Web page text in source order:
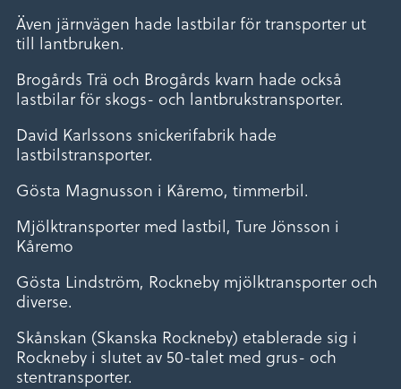
Även järnvägen hade lastbilar för transporter ut
till lantbruken.
Brogårds Trä och Brogårds kvarn hade också
lastbilar för skogs- och lantbrukstransporter.
David Karlssons snickerifabrik hade
lastbilstransporter.
Gösta Magnusson i Kåremo, timmerbil.
Mjölktransporter med lastbil, Ture Jönsson i
Kåremo
Gösta Lindström, Rockneby mjölktransporter och
diverse.
Skånskan (Skanska Rockneby) etablerade sig i
Rockneby i slutet av 50-talet med grus- och
stentransporter.